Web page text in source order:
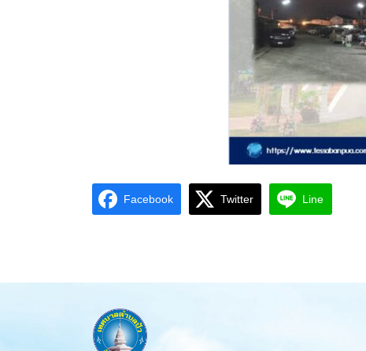
Facebook Twitter Line